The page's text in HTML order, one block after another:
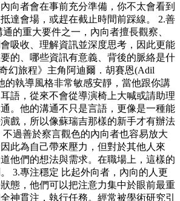
向者會在事前充分準備，你不太會看到
達會場，或趕在截止時間前踩線。 2.善
的重大要件之一，內向者擅長觀察、
吸收、理解資訊並深度思考，因此更能
的、哪些資訊有意義、背後的脈絡是什
幻旅程》主角阿迪爾．胡賽恩(Adil
的執導風格非常敏感安靜，當他跟你講
語，從來不會從導演椅上大喊或請助理
。他的溝通不只是言語，更像是一種能
戲，所以像蘇瑞吉那樣的新手才有辦法
過善於察言觀色的內向者也容易放大
此為自己帶來壓力，但對於其他人來
他們的想法與需求。在職場上，這樣的
3.專注穩定 比起外向者，內向的人更
態，他們可以把注意力集中於眼前最重
神貫注，執行任務。經常被學術研究引